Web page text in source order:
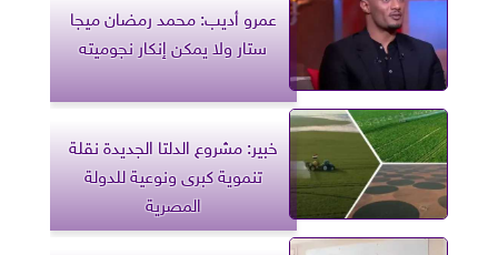
عمرو أديب: محمد رمضان ميجا
ستار ولا يمكن إنكار نجوميته
خبير: مشروع الدلتا الجديدة نقلة
تنموية كبرى ونوعية للدولة
المصرية